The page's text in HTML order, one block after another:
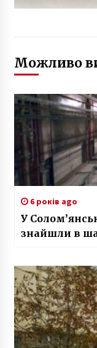
Можливо
6 років ago
У
знайшли в